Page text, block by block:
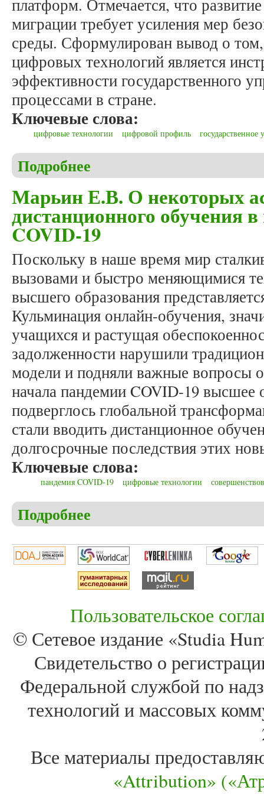
платформ. Отмечается, что
миграции требует усиления мер
среды. Сформулирован вывод о том,
цифровых технологий является
эффективности государственного
процессами в стране.
Ключевые слова:
цифровые технологии цифровой профиль государственное
Подробнее
Марьин Е.В. О некоторых
дистанционного обучения
COVID-19
Поскольку в наше время мир
вызовами и быстро меняющимися
высшего образования
Кульминация онлайн-обучения,
учащихся и растущая
задолженности нарушили
модели и подняли важные вопросы
начала пандемии COVID-19 высшее
подверглось глобальной
стали вводить дистанционное
долгосрочные последствия этих
Ключевые слова:
пандемия COVID-19 цифровые технологии
Подробнее
Пользовательское
© Сетевое издание «Studia
Свидетельство о
Федеральной службой по
технологий и массовых
Все материалы
«Attribution»